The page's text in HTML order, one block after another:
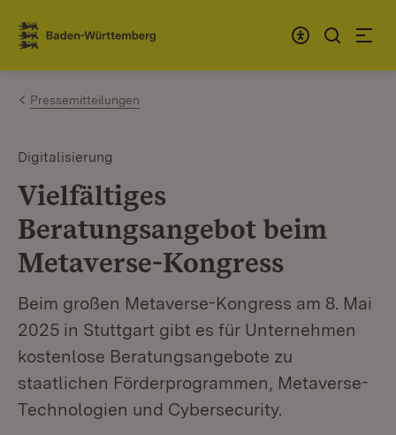
Zum Inhalt springen
Link zur Startseite
Pressemitteilungen
Digitalisierung
Vielfältiges
Beratungsangebot beim
Metaverse-Kongress
Beim großen Metaverse-Kongress am 8. Mai
2025 in Stuttgart gibt es für Unternehmen
kostenlose Beratungsangebote zu
staatlichen Förderprogrammen, Metaverse-
Technologien und Cybersecurity.